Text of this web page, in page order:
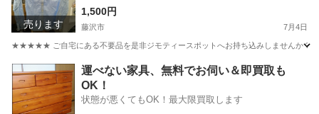
売ります
1,500円
藤沢市 7月4日
★★★★★ ご自宅にある不要品を是非ジモティースポットへお持ち込みしませんか？
神奈川 藤沢市 ブラウス TOMMY HILFIGER
運べない家具、無料でお伺い＆即買取も
OK！
状態が悪くてもOK！最大限買取します